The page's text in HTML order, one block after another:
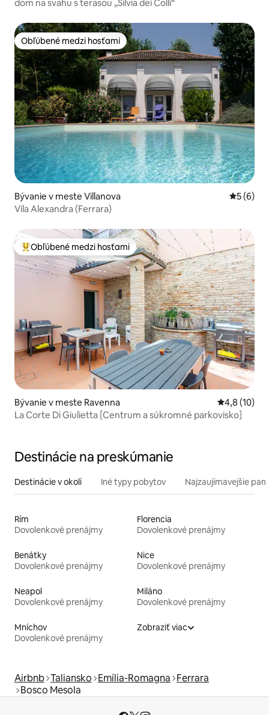
dom na svahu s terasou „Silvia dei Colli“
Obľúbené medzi hosťami
Obľúbené medzi hosťami
Bývanie v meste Villanova
5 (6)
Vila Alexandra (Ferrara)
Najobľúbenejšie medzi hosťami
Obľúbené medzi hosťami
Bývanie v meste Ravenna Priemerné
4,8 (10)
La Corte Di Giulietta [Centrum a súkromné parkovisko]
Destinácie na preskúmanie
Destinácie v okolí Iné typy pobytov Najzaujímavejšie
Rím
Dovolenkové prenájmy
Florencia
Dovolenkové prenájmy
Benátky
Dovolenkové prenájmy
Nice
Dovolenkové prenájmy
Neapol
Dovolenkové prenájmy
Miláno
Dovolenkové prenájmy
Mníchov
Dovolenkové prenájmy
Zobraziť viac
Airbnb Taliansko Emília-Romagna Ferrara
Bosco Mesola